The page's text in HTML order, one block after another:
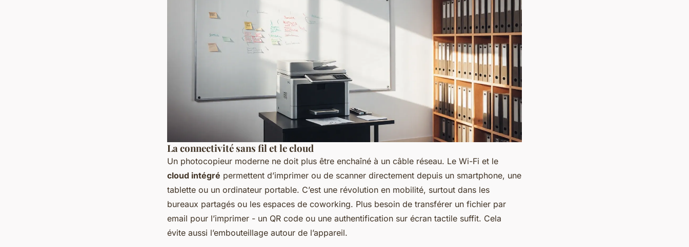
La connectivité sans fil et le cloud
Un photocopieur moderne ne doit plus être enchaîné à un câble réseau. Le Wi-Fi et le
cloud intégré permettent d’imprimer ou de scanner directement depuis un smartphone, une
tablette ou un ordinateur portable. C’est une révolution en mobilité, surtout dans les
bureaux partagés ou les espaces de coworking. Plus besoin de transférer un fichier par
email pour l’imprimer - un QR code ou une authentification sur écran tactile suffit. Cela
évite aussi l’embouteillage autour de l’appareil.